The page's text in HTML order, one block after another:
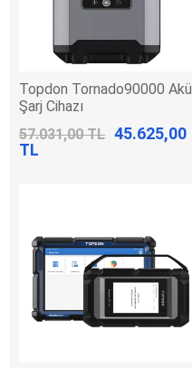
Topdon Tornado90000 Akü
Şarj Cihazı
57.031,00 TL 45.625,00
TL